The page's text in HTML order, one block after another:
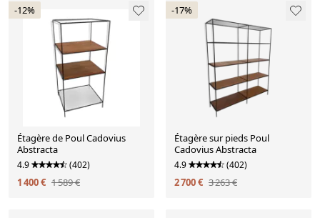
-12%
Étagère de Poul Cadovius
Abstracta
4.9 (402)
1 400 € 1 589 €
-17%
Étagère sur pieds Poul
Cadovius Abstracta
4.9 (402)
2 700 € 3 263 €